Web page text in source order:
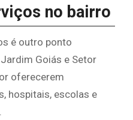
no bairro
é outro ponto
Goiás e Setor
oferecerem
hospitais, escolas e